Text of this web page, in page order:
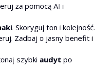
za pomocą AI i
. Skoryguj ton i kolejność.
Zadbaj o jasny benefit i
szybki audyt po